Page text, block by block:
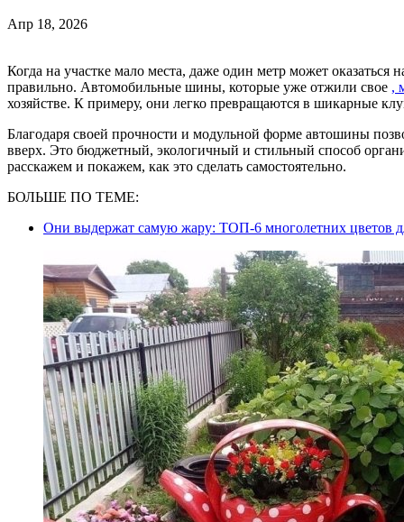
Апр 18, 2026
Когда на участке мало места, даже один метр может оказаться настоящим спасением, если использовать его
правильно. Автомобильные шины, которые уже отжили свое ,
хозяйстве. К примеру, они легко превращаются в шикарные
Благодаря своей прочности и модульной форме автошины
вверх. Это бюджетный, экологичный и стильный способ
расскажем и покажем, как это сделать самостоятельно.
БОЛЬШЕ ПО ТЕМЕ:
Они выдержат самую жару: ТОП-6 многолетних